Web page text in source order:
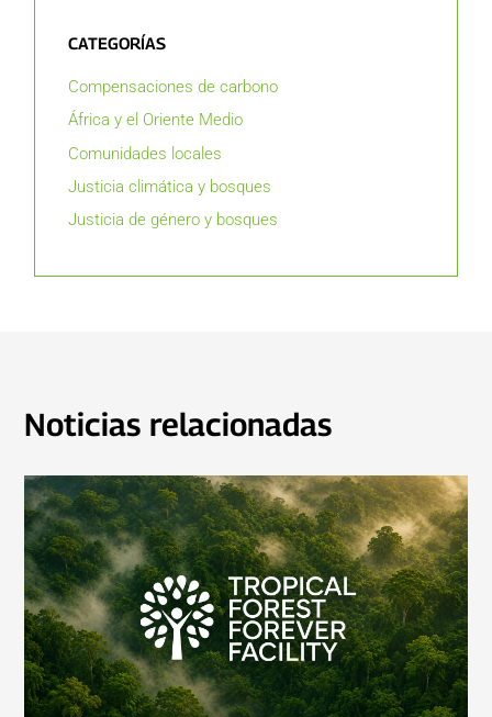
CATEGORÍAS
Compensaciones de carbono
África y el Oriente Medio
Comunidades locales
Justicia climática y bosques
Justicia de género y bosques
Noticias relacionadas